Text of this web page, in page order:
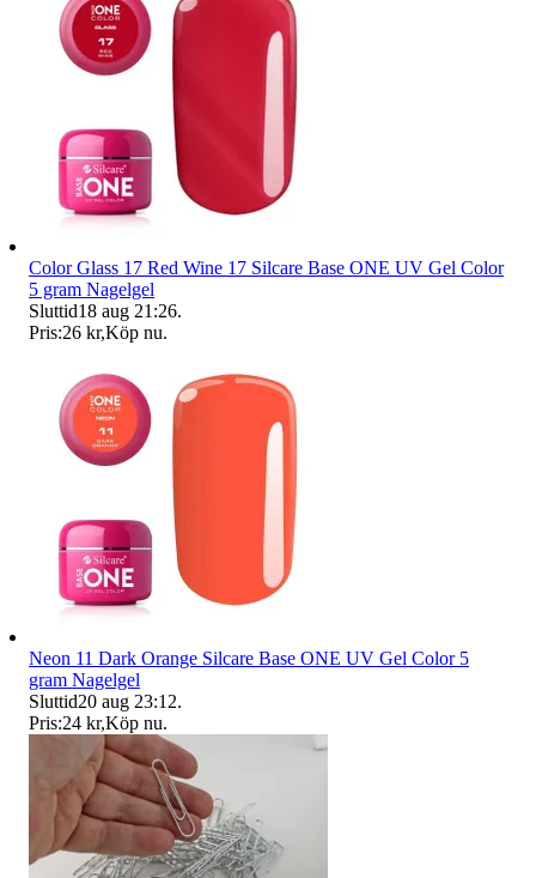
Color Glass 17 Red Wine 17 Silcare Base ONE UV Gel Color
5 gram Nagelgel
Sluttid18 aug 21:26.
Pris:26 kr,Köp nu.
Neon 11 Dark Orange Silcare Base ONE UV Gel Color 5
gram Nagelgel
Sluttid20 aug 23:12.
Pris:24 kr,Köp nu.